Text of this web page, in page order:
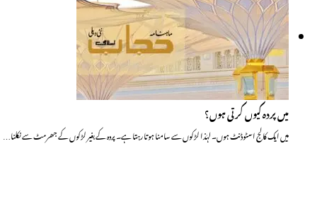
میں پردہ کیوں کرتی ہوں؟
میں ایک کالج اسٹوڈنٹ ہوں۔ لہٰذا لڑکوں سے سامنا ہوتا رہتا ہے۔ پردہ کے بغیر لڑکوں کے جھرمٹ سے نکلنا…